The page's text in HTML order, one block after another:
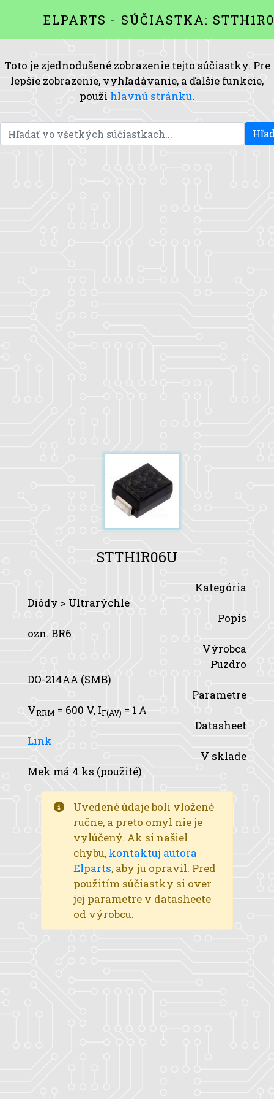
ELPARTS - SÚČIASTKA:
Toto je zjednodušené zobrazenie tejto súčiastky. Pre
lepšie zobrazenie, vyhľadávanie, a ďalšie funkcie,
použi hlavnú stránku.
STTH1R06U
Kategória
Diódy > Ultrarýchle
Popis
ozn. BR6
Výrobca
Puzdro
DO-214AA (SMB)
Parametre
VRRM = 600 V, IF(AV) = 1 A
Datasheet
Link
V sklade
Mek má 4 ks (použité)
Uvedené údaje boli vložené
ručne, a preto omyl nie je
vylúčený. Ak si našiel
chybu, kontaktuj autora
Elparts, aby ju opravil. Pred
použitím súčiastky si over
jej parametre v datasheete
od výrobcu.